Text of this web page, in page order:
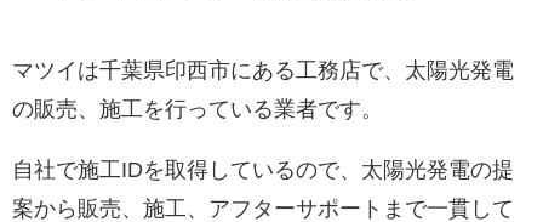
マツイは千葉県印西市にある工務店で、太陽光発電
の販売、施工を行っている業者です。
自社で施工IDを取得しているので、太陽光発電の提
案から販売、施工、アフターサポートまで一貫して